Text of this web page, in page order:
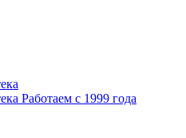
Работаем с 1999 года